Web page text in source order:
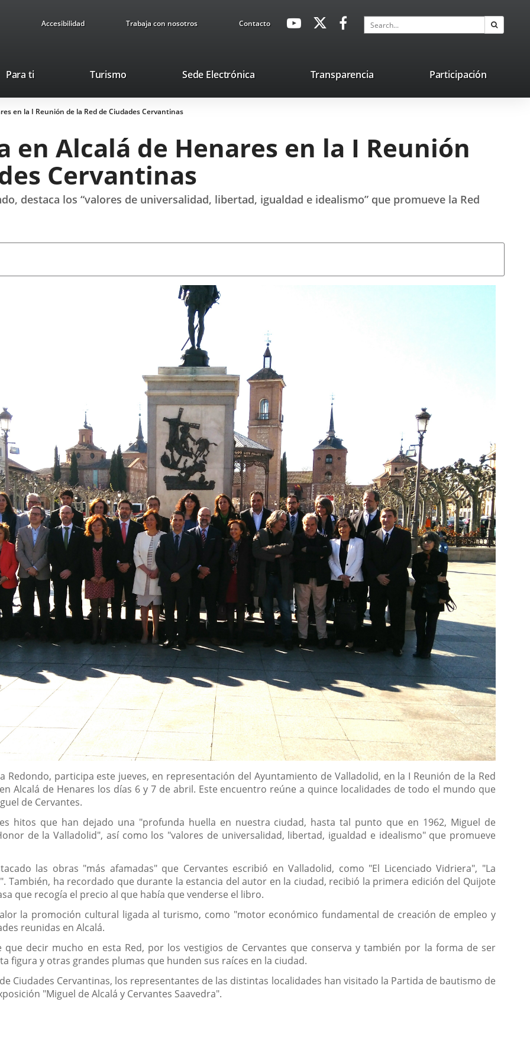
Accesibilidad Trabaja con nosotros ContactoavaHeaderSocial
Link
Link
application.
application.
Search
Para ti TurismoThis
will
open
a
pop-
window.
Sede ElectrónicaLink
external
Transparencia Participación
en la I Reunión de la Red de Ciudades Cervantinas
Alcalá de Henares en la I Reunión
Cervantinas
destaca los “valores de universalidad, libertad, igualdad e idealismo” que promueve la Red
Redondo, participa este jueves, en representación del Ayuntamiento de Valladolid, en la I Reunión de la Red
Alcalá de Henares los días 6 y 7 de abril. Este encuentro reúne a quince localidades de todo el mundo que
de Cervantes.
hitos que han dejado una "profunda huella en nuestra ciudad, hasta tal punto que en 1962, Miguel de
de la Valladolid", así como los "valores de universalidad, libertad, igualdad e idealismo" que promueve
las obras "más afamadas" que Cervantes escribió en Valladolid, como "El Licenciado Vidriera", "La
También, ha recordado que durante la estancia del autor en la ciudad, recibió la primera edición del Quijote
que recogía el precio al que había que venderse el libro.
la promoción cultural ligada al turismo, como "motor económico fundamental de creación de empleo y
reunidas en Alcalá.
que decir mucho en esta Red, por los vestigios de Cervantes que conserva y también por la forma de ser
figura y otras grandes plumas que hunden sus raíces en la ciudad.
Ciudades Cervantinas, los representantes de las distintas localidades han visitado la Partida de bautismo de
"Miguel de Alcalá y Cervantes Saavedra".